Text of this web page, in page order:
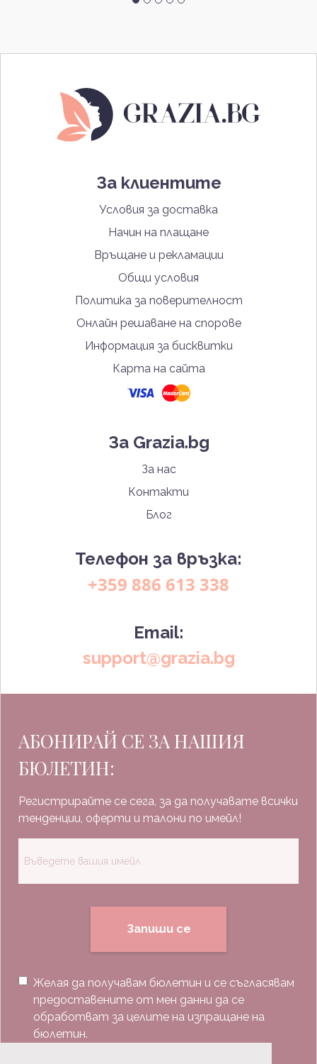
За клиентите
Условия за доставка
Начин на плащане
Връщане и рекламации
Общи условия
Политика за поверителност
Онлайн решаване на спорове
Информация за бисквитки
Карта на сайта
За Grazia.bg
За нас
Контакти
Блог
Телефон за връзка:
+359 886 613 338
Email:
support@grazia.bg
АБОНИРАЙ СЕ ЗА НАШИЯ
БЮЛЕТИН:
Регистрирайте се сега, за да получавате всички
тенденции, оферти и талони по имейл!
Запиши се
Желая да получавам бюлетин и се съгласявам
предоставените от мен данни да се
обработват за целите на изпращане на
бюлетин.